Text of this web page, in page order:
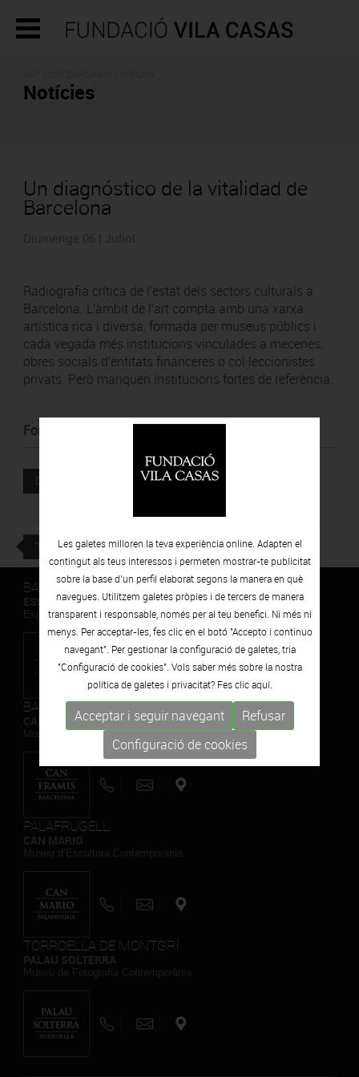
Notícies
Un diagnóstico de la vitalidad de
Barcelona
Radiografia crítica de l'estat dels sectors culturals a
Barcelona. L'àmbit de l'art compta amb una xarxa
artística rica i diversa, formada per museus públics i
cada vegada més institucions vinculades a mecenes,
obres socials d'entitats financeres o col·leccionistes
privats. Però manquen institucions fortes de referència.
Font
DESCARREGAR Document adjunt
TORNAR
BARCELONA
ESPAIS VOLART
Exposicions Temporals d'Art Contemporani
BARCELONA
CAN FRAMIS
Museu de Pintura Contemporània
PALAFRUGELL
TORROELLA DE MONTGRÍ
Les galetes milloren la teva experiència online. Adapten el
contingut als teus interessos i permeten mostrar-te publicitat
sobre la base d’un perfil elaborat segons la manera en què
navegues. Utilitzem galetes pròpies i de tercers de manera
transparent i responsable, només per al teu benefici. Ni més ni
menys. Per acceptar-les, fes clic en el botó "Accepto i continuo
navegant". Per gestionar la configuració de galetes, tria
"Configuració de cookies". Vols saber més sobre la nostra
política de galetes i privacitat? Fes clicaquí.
Acceptar i seguir navegant
Refusar
Configuració de cookies